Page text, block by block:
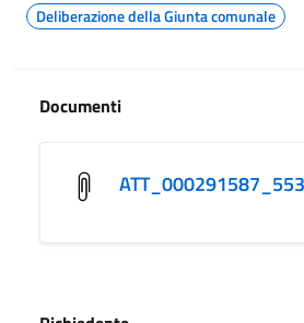
Deliberazione della Giunta comunale
Documenti